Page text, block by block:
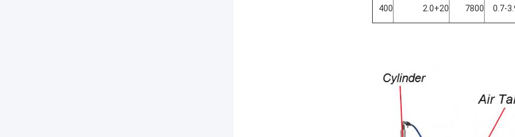
0.7-
7800
2.0+20
400